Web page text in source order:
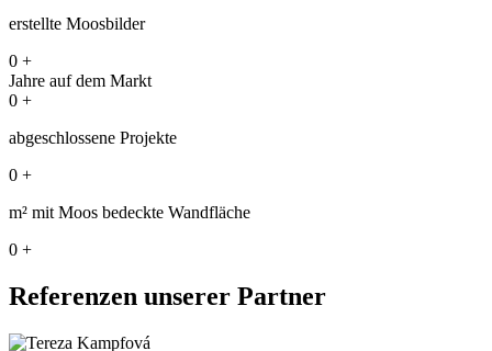
erstellte Moosbilder
0 +
Jahre auf dem Markt
0 +
abgeschlossene Projekte
0 +
m² mit Moos bedeckte Wandfläche
0 +
Referenzen unserer Partner